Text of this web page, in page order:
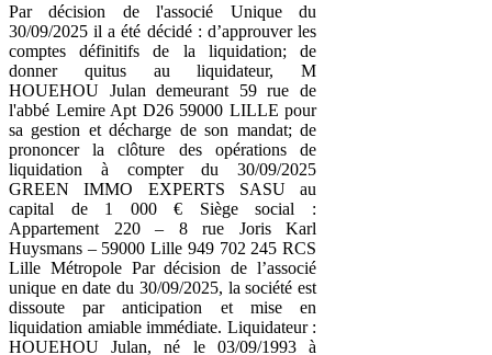
Par décision de l'associé Unique du
30/09/2025 il a été décidé : d’approuver les
comptes définitifs de la liquidation; de
donner quitus au liquidateur, M
HOUEHOU Julan demeurant 59 rue de
l'abbé Lemire Apt D26 59000 LILLE pour
sa gestion et décharge de son mandat; de
prononcer la clôture des opérations de
liquidation à compter du 30/09/2025
GREEN IMMO EXPERTS SASU au
capital de 1 000 € Siège social :
Appartement 220 – 8 rue Joris Karl
Huysmans – 59000 Lille 949 702 245 RCS
Lille Métropole Par décision de l’associé
unique en date du 30/09/2025, la société est
dissoute par anticipation et mise en
liquidation amiable immédiate. Liquidateur :
HOUEHOU Julan, né le 03/09/1993 à